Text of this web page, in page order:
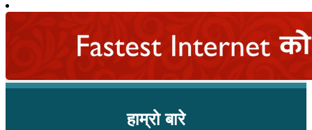
हाम्रो बारे